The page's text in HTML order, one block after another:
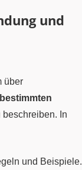
und
über
In
und Beispiele.